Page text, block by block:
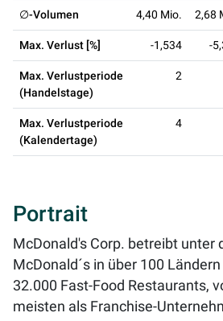
∅-Volumen 4,40 Mio. 2,68
Max. Verlust [%] -1,534 -
Max. Verlustperiode
(Handelstage)
2
Max. Verlustperiode
(Kalendertage)
4
Portrait
McDonald's Corp. betreibt unter
McDonald´s in über 100
32.000 Fast-Food Restaurants,
meisten als Franchise-